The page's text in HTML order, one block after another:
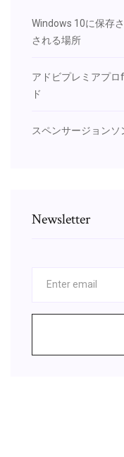
Windows 10に保存
される場所
アドビプレミアプ
ド
スペンサージョンソ
Newsletter